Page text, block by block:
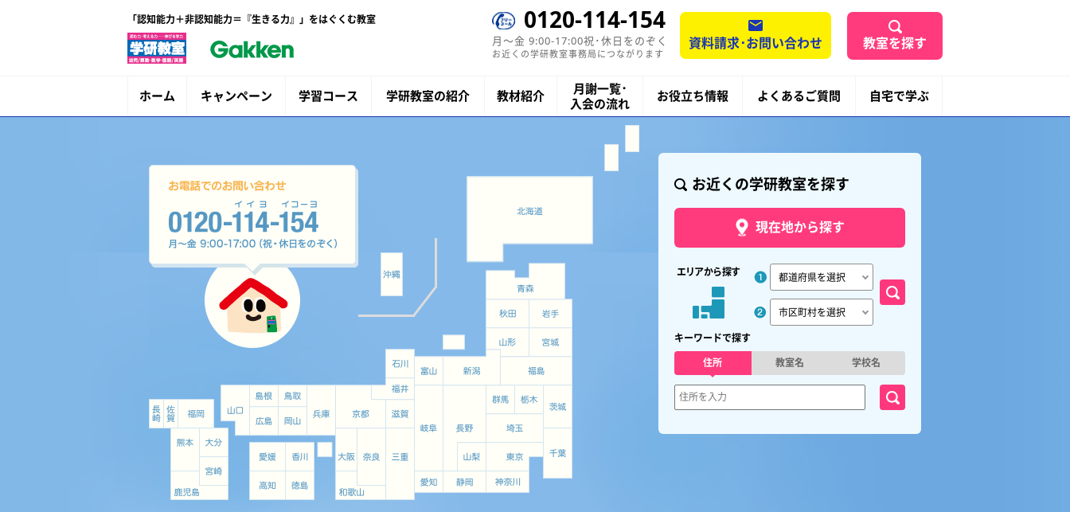
「認知能力＋非認知能力＝『生きる力』」をはぐくむ教室 0120-114-154
月〜金 9:00-17:00祝･休日をのぞく
お近くの学研教室事務局につながります
資料請求･お問い合わせ 教室を探す
ホーム キャンペーン 学習コース 学研教室の紹介 教材紹介
月謝一覧･
入会の流れ
お役立ち情報 よくあるご質問 自宅で学ぶ
お近くの学研教室を探す
現在地から探す
エリアから探す
キーワードで探す
住所
教室名 学校名